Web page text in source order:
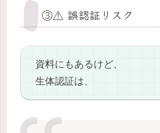
③⚠️ 誤認証リスク
資料にもあるけど、
生体認証は、